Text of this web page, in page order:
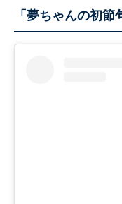
「夢ちゃんの初節